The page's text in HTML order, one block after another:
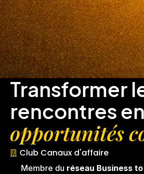
Membre du réseau Business
Transformer
rencontres en
opportunités
Club Canaux d'affaire